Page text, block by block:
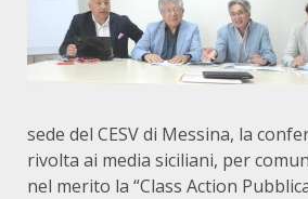
sede del CESV di Messina, la
rivolta ai media siciliani, per
nel merito la “Class Action